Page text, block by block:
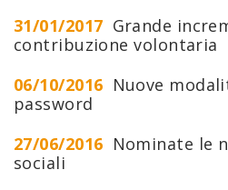
31/01/2017 Grande
contribuzione volontaria
06/10/2016 Nuove
password
27/06/2016 Nominate le
sociali